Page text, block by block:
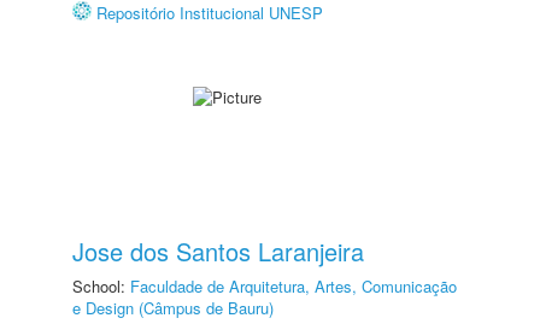
Repositório Institucional UNESP
Jose dos Santos Laranjeira
School: Faculdade de Arquitetura, Artes, Comunicação
e Design (Câmpus de Bauru)